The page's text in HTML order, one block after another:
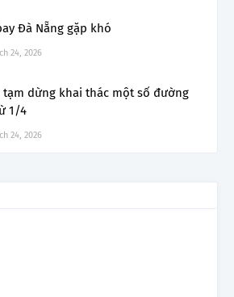
Đà Nẵng gặp khó
24, 2026
tạm dừng khai thác một số đường
1/4
24, 2026